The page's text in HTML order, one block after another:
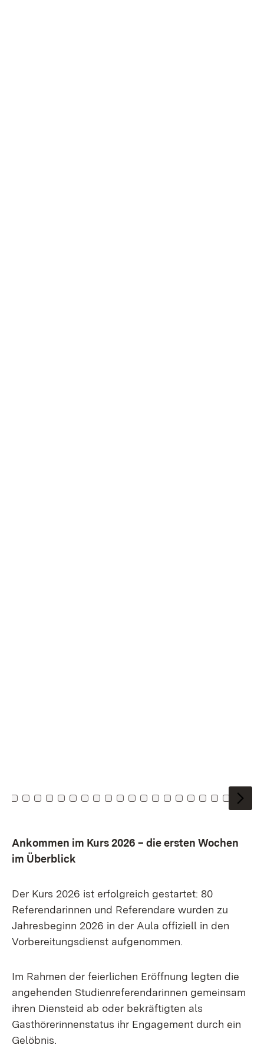
Zu Kachel: 0
Zu Kachel: 1
Zu Kachel: 2
Zu Kachel: 3
Zu Kachel: 4
Zu Kachel: 5
Zu Kachel: 6
Zu Kachel: 7
Zu Kachel: 8
Zu Kachel: 9
Zu Kachel: 10
Zu Kachel: 11
Zu Kachel: 12
Zu Kachel: 13
Zu Kachel: 14
Zu Kachel: 15
Zu Kachel: 16
Zu Kachel:
ZuZuZu
Ankommen im Kurs 2026 – die ersten Wochen
im Überblick
Der Kurs 2026 ist erfolgreich gestartet: 80
Referendarinnen und Referendare wurden zu
Jahresbeginn 2026 in der Aula offiziell in den
Vorbereitungsdienst aufgenommen.
Im Rahmen der feierlichen Eröffnung legten die
angehenden Studienreferendarinnen gemeinsam
ihren Diensteid ab oder bekräftigten als
Gasthörerinnenstatus ihr Engagement durch ein
Gelöbnis.